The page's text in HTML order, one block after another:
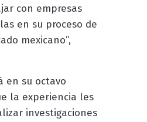
con empresas
en su proceso de
mexicano”,
en su octavo
la experiencia les
investigaciones